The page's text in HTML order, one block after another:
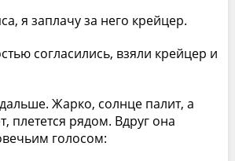
я заплачу за него крейцер.
согласились, взяли крейцер и
Жарко, солнце палит, а
плетется рядом. Вдруг она
голосом: